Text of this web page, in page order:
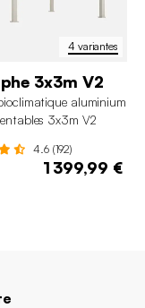
4 variantes
3x3m V2
aluminium
3x3m V2
4.6 (192)
1 399,99 €